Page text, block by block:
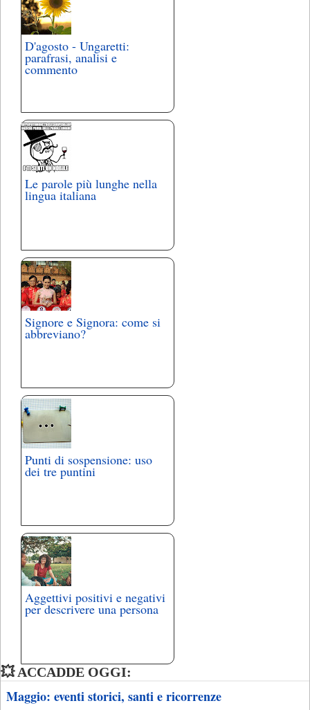
D'agosto - Ungaretti:
parafrasi, analisi e
commento
Le parole più lunghe nella
lingua italiana
Signore e Signora: come si
abbreviano?
Punti di sospensione: uso
dei tre puntini
Aggettivi positivi e negativi
per descrivere una persona
💥 ACCADDE OGGI:
Maggio: eventi storici, santi e ricorrenze